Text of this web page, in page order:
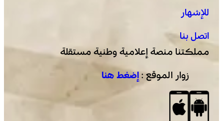
للإشهار
اتصل بنا
مملكتنا منصة إعلامية وطنية مستقلة
زوار الموقع : إضغط هنا